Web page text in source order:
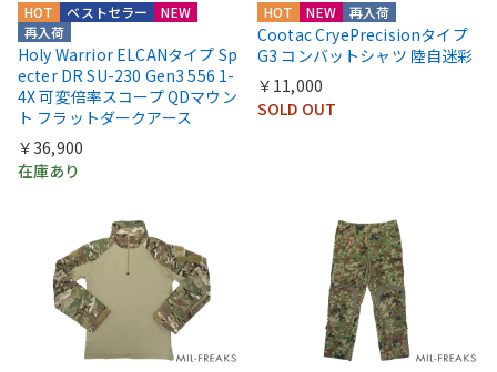
HOT
NEW
再入荷
ベストセラー
Holy Warrior ELCANタイプ Sp
ecter DR SU-230 Gen3 556 1-
4X 可変倍率スコープ QDマウン
ト フラットダークアース
￥36,900
在庫あり
HOT NEW 再入荷
Cootac CryePrecisionタイプ
G3 コンバットシャツ 陸自迷彩
￥11,000
SOLD OUT